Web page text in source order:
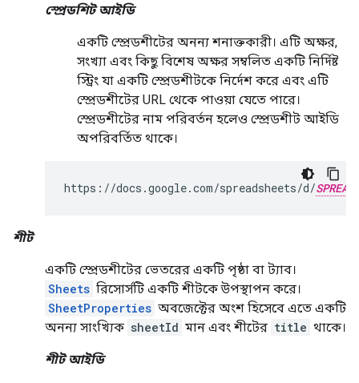
স্প্রেডশিট আইডি
একটি স্প্রেডশীটের অনন্য শনাক্তকারী। এটি অক্ষর,
সংখ্যা এবং কিছু বিশেষ অক্ষর সম্বলিত একটি নির্দিষ্ট
স্ট্রিং যা একটি স্প্রেডশীটকে নির্দেশ করে এবং এটি
স্প্রেডশীটের URL থেকে পাওয়া যেতে পারে।
স্প্রেডশীটের নাম পরিবর্তন হলেও স্প্রেডশীট আইডি
অপরিবর্তিত থাকে।
https://docs.google.com/spreadsheets/d/
শীট
একটি স্প্রেডশীটের ভেতরের একটি পৃষ্ঠা বা ট্যাব।
Sheets রিসোর্সটি একটি শীটকে উপস্থাপন করে।
SheetProperties অবজেক্টের অংশ হিসেবে এতে একটি
অনন্য সাংখ্যিক sheetId মান এবং শীটের title থাকে।
শীট আইডি